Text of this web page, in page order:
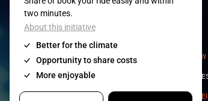
© 2008-2026 - Apache Productions
Contact:
Photos: Ann Kermans - Hans Van Hoof